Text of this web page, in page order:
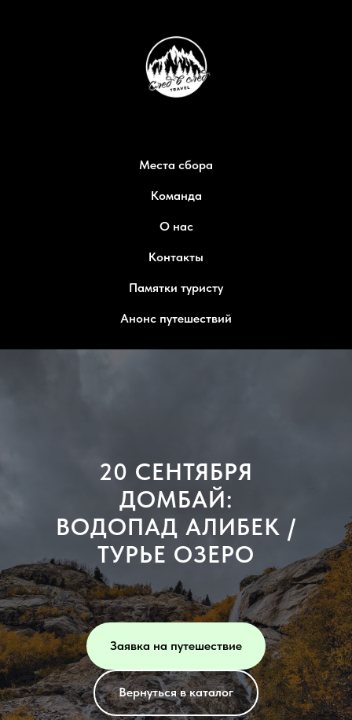
Места сбора
Команда
О нас
Контакты
Памятки туристу
Анонс путешествий
20 СЕНТЯБРЯ
ДОМБАЙ:
ВОДОПАД АЛИБЕК /
ТУРЬЕ ОЗЕРО
Заявка на путешествие
Вернуться в каталог